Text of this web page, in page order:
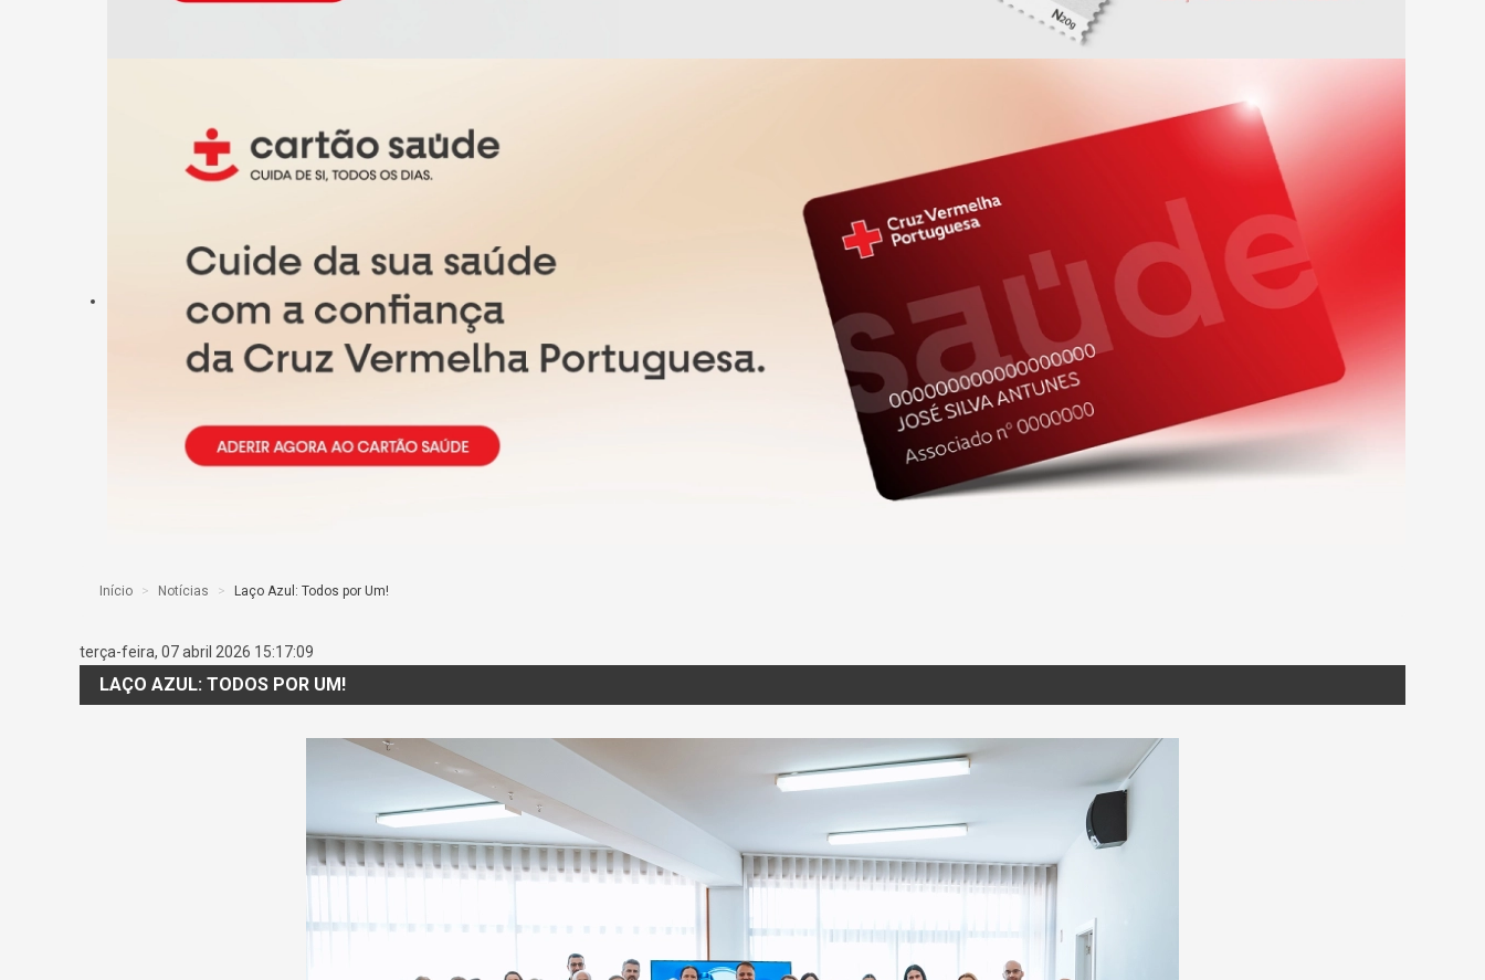
Início > Notícias > Laço Azul: Todos por Um!
terça-feira, 07 abril 2026 15:17:09
LAÇO AZUL: TODOS POR UM!